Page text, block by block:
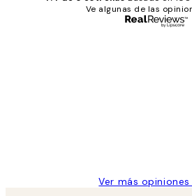
Ve algunas de las
Ver más